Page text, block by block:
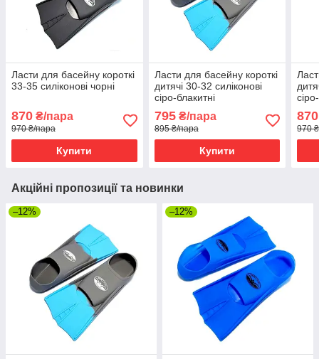
Ласти для басейну короткі
33-35 силіконові чорні
870 ₴/пара
970 ₴/пара
Купити
Ласти для басейну короткі
дитячі 30-32 силіконові
сіро-блакитні
795₴/пара
895 ₴/пара
Купити
870
970
Акційні пропозиції та новинки
–12% –12%